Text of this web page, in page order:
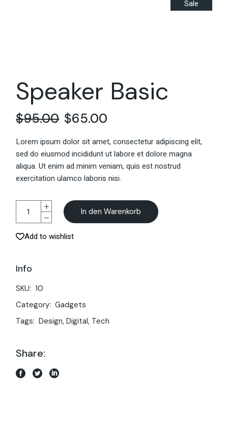
Sale
Speaker Basic
$95.00 $65.00
Lorem ipsum dolor sit amet, consectetur adipiscing elit,
sed do eiusmod incididunt ut labore et dolore magna
aliqua. Ut enim ad minim veniam, quis est nostrud
exercitation ulamco laboris nisi.
In den Warenkorb
Add to wishlist
Info
SKU: 10
Category: Gadgets
Tags: Design,Digital, Tech
Share: